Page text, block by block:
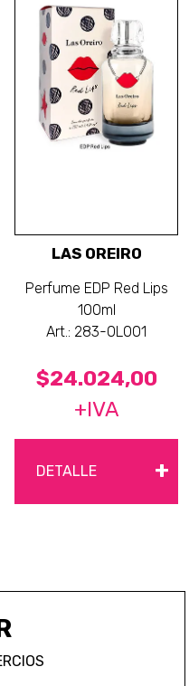
LAS OREIRO
Perfume EDP Red Lips
100ml
Art.: 283-0L001
$24.024,00
+IVA
DETALLE +